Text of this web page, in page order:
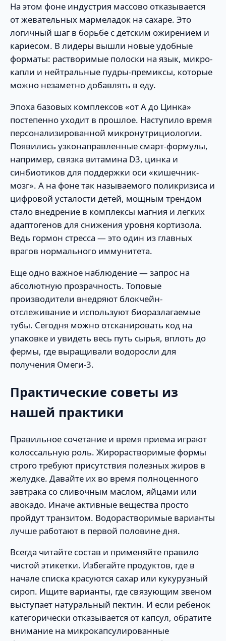
На этом фоне индустрия массово отказывается
от жевательных мармеладок на сахаре. Это
логичный шаг в борьбе с детским ожирением и
кариесом. В лидеры вышли новые удобные
форматы: растворимые полоски на язык, микро-
капли и нейтральные пудры-премиксы, которые
можно незаметно добавлять в еду.
Эпоха базовых комплексов «от А до Цинка»
постепенно уходит в прошлое. Наступило время
персонализированной микронутрициологии.
Появились узконаправленные смарт-формулы,
например, связка витамина D3, цинка и
синбиотиков для поддержки оси «кишечник-
мозг». А на фоне так называемого поликризиса и
цифровой усталости детей, мощным трендом
стало внедрение в комплексы магния и легких
адаптогенов для снижения уровня кортизола.
Ведь гормон стресса — это один из главных
врагов нормального иммунитета.
Еще одно важное наблюдение — запрос на
абсолютную прозрачность. Топовые
производители внедряют блокчейн-
отслеживание и используют биоразлагаемые
тубы. Сегодня можно отсканировать код на
упаковке и увидеть весь путь сырья, вплоть до
фермы, где выращивали водоросли для
получения Омеги-3.
Практические советы из
нашей практики
Правильное сочетание и время приема играют
колоссальную роль. Жирорастворимые формы
строго требуют присутствия полезных жиров в
желудке. Давайте их во время полноценного
завтрака со сливочным маслом, яйцами или
авокадо. Иначе активные вещества просто
пройдут транзитом. Водорастворимые варианты
лучше работают в первой половине дня.
Всегда читайте состав и применяйте правило
чистой этикетки. Избегайте продуктов, где в
начале списка красуются сахар или кукурузный
сироп. Ищите варианты, где связующим звеном
выступает натуральный пектин. И если ребенок
категорически отказывается от капсул, обратите
внимание на микрокапсулированные